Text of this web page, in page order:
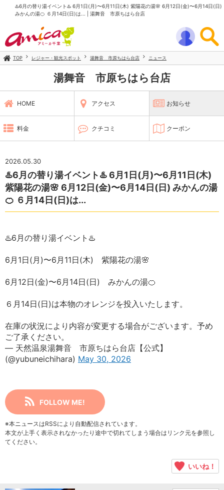
♨️6月の替り湯イベント♨️ 6月1日(月)〜6月11日(木) 紫陽花の湯🌸 6月12日(金)〜6月14日(日)
みかんの湯🍊 ６月14日(日)は... | 湯舞音 市原ちはら台店
TOP レジャー・観光スポット 湯舞音 市原ちはら台店 ニュース
湯舞音 市原ちはら台店
HOME アクセス お知らせ
料金 クチコミ クーポン
2026.05.30
♨️6月の替り湯イベント♨️ 6月1日(月)〜6月11日(木)
紫陽花の湯🌸 6月12日(金)〜6月14日(日) みかんの湯
🍊 ６月14日(日)は...
♨️6月の替り湯イベント♨️
6月1日(月)〜6月11日(木) 紫陽花の湯🌸
6月12日(金)〜6月14日(日) みかんの湯🍊
６月14日(日)は本物のオレンジを投入いたします。
在庫の状況により内容が変更する場合がございます。予め
ご了承ください。
— 天然温泉湯舞音 市原ちはら台店【公式】
(@yubuneichihara) May 30, 2026
FOLLOW ME!
※本ニュースはRSSにより自動配信されています。
本文が上手く表示されなかったり途中で切れてしまう場合はリンク元を参照し
てください。
いいね！